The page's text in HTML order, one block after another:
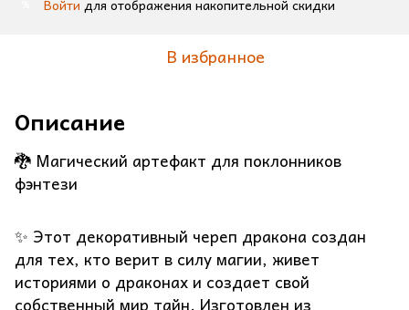
Войти для отображения накопительной скидки
В избранное
Описание
🐉 Магический артефакт для поклонников
фэнтези
✨ Этот декоративный череп дракона создан
для тех, кто верит в силу магии, живет
историями о драконах и создает свой